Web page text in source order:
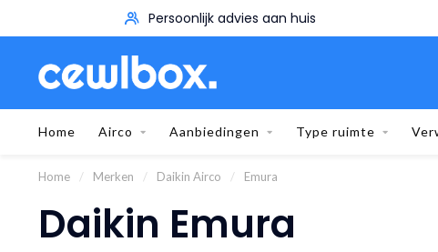
Persoonlijk advies aan huis
Home Airco Aanbiedingen Type ruimte
Home / Merken / Daikin Airco / Emura
Daikin Emura